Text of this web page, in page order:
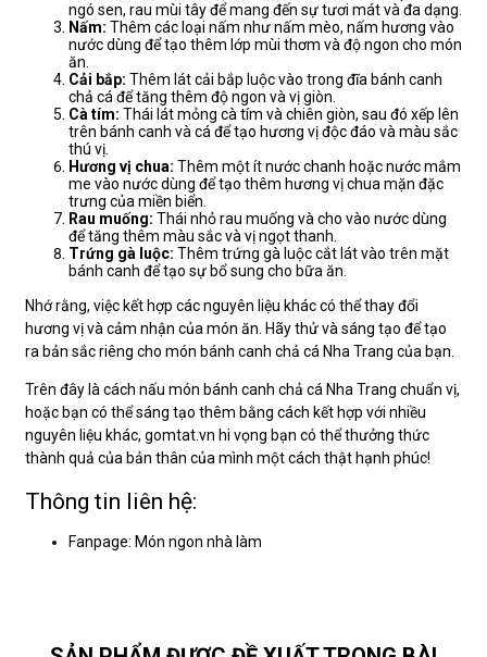
ngó sen, rau mùi tây để mang đến sự tươi mát và đa dạng.
Nấm: Thêm các loại nấm như nấm mèo, nấm hương vào
nước dùng để tạo thêm lớp mùi thơm và độ ngon cho món
ăn.
Cải bắp: Thêm lát cải bắp luộc vào trong đĩa bánh canh
chả cá để tăng thêm độ ngon và vị giòn.
Cà tím: Thái lát mỏng cà tím và chiên giòn, sau đó xếp lên
trên bánh canh và cá để tạo hương vị độc đáo và màu sắc
thú vị.
Hương vị chua: Thêm một ít nước chanh hoặc nước mắm
me vào nước dùng để tạo thêm hương vị chua mặn đặc
trưng của miền biển.
Rau muống: Thái nhỏ rau muống và cho vào nước dùng
để tăng thêm màu sắc và vị ngọt thanh.
Trứng gà luộc: Thêm trứng gà luộc cắt lát vào trên mặt
bánh canh để tạo sự bổ sung cho bữa ăn.
Nhớ rằng, việc kết hợp các nguyên liệu khác có thể thay đổi
hương vị và cảm nhận của món ăn. Hãy thử và sáng tạo để tạo
ra bản sắc riêng cho món bánh canh chả cá Nha Trang của bạn.
Trên đây là cách nấu món bánh canh chả cá Nha Trang chuẩn vị,
hoặc bạn có thể sáng tạo thêm bằng cách kết hợp với nhiều
nguyên liệu khác, gomtat.vn hi vọng bạn có thể thưởng thức
thành quả của bản thân của mình một cách thật hạnh phúc!
Thông tin liên hệ:
Fanpage: Món ngon nhà làm